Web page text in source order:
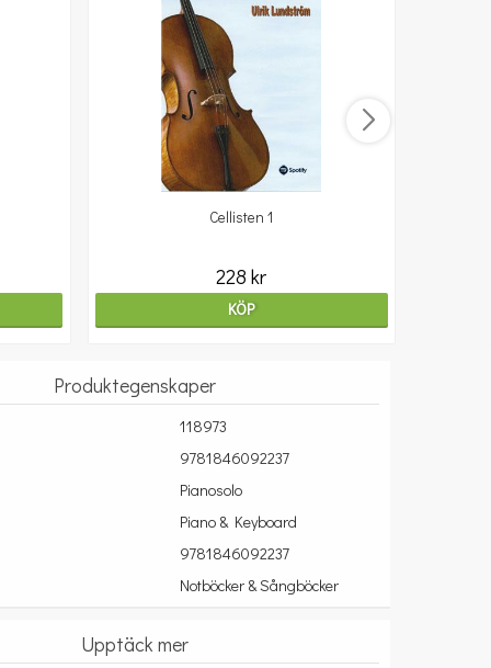
Cellisten 1
228 kr
KÖP
Produktegenskaper
118973
9781846092237
Pianosolo
Piano & Keyboard
9781846092237
Notböcker & Sångböcker
Upptäck mer